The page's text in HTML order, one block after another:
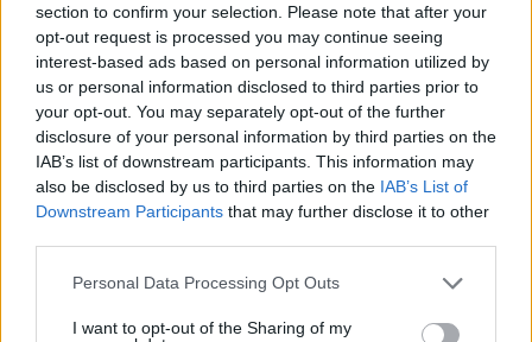
section to confirm your selection. Please note that after your
opt-out request is processed you may continue seeing
interest-based ads based on personal information utilized by
us or personal information disclosed to third parties prior to
your opt-out. You may separately opt-out of the further
disclosure of your personal information by third parties on the
IAB’s list of downstream participants. This information may
also be disclosed by us to third parties on the IAB’s List of
Downstream Participants that may further disclose it to other
Please note that this website/app uses one or more Google
not limited to your visit or usage behaviour. You may click to
Personal Data Processing Opt Outs
I want to opt-out of the Sharing of my
Η αποκαλυπτική κατάθεση της συζύγου του
Αφγανού: Πώς γνωρίσαμε τη Λίσα, γιατί
υποψιάστηκα ότι ήταν το πτώμα στη βαλίτσα
06.08.2026, 12:32
Νεαρή γυναίκα με ακατέργαστη
ομορφιά από την Αιθιοπία έγινε viral,
δείτε την εντυπωσιακή μεταμόρφωσή
της από μακιγιέρ
06.08.2026, 09:18 254